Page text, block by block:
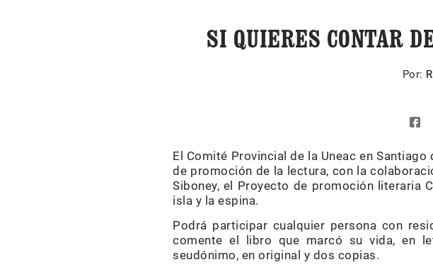
SI QUIERES CONTAR
Por:
El Comité Provincial de la Uneac en
de promoción de la lectura, con la
Siboney, el Proyecto de promoción literaria
isla y la espina.
Podrá participar cualquier persona con
comente el libro que marcó su vida, en
seudónimo, en original y dos copias.